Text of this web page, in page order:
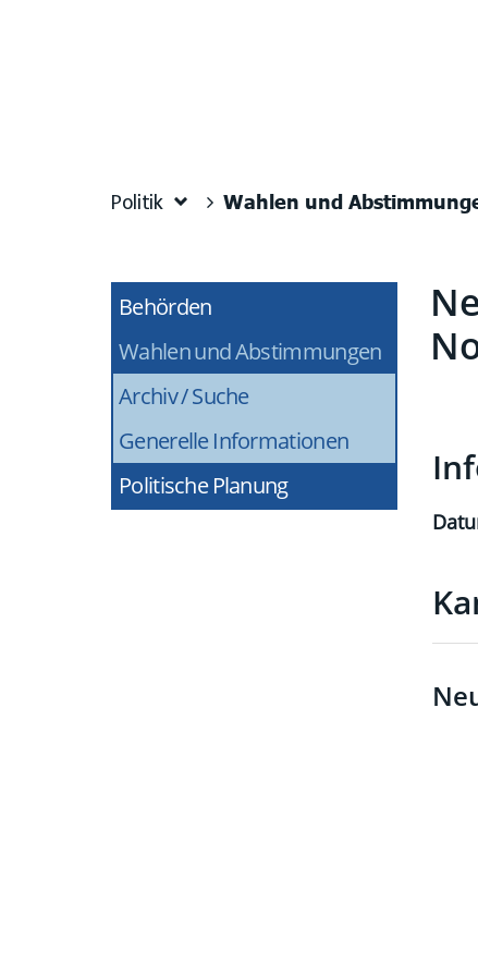
Politik Wahlen und
Behörden
Wahlen und Abstimmungen
Archiv / Suche
Generelle Informationen
Politische Planung